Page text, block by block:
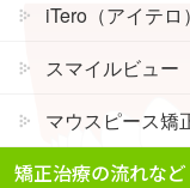
iTero（アイテロ）
スマイルビュー
マウスピース矯
矯正治療の流れなど